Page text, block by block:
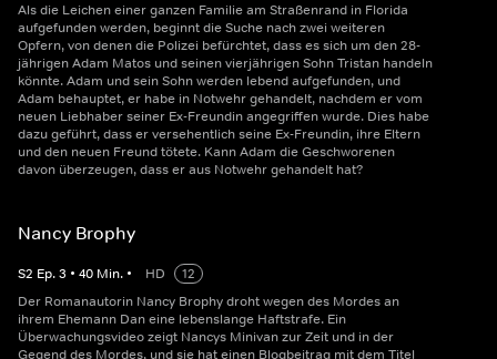
Als die Leichen einer ganzen Familie am Straßenrand in Florida
aufgefunden werden, beginnt die Suche nach zwei weiteren
Opfern, von denen die Polizei befürchtet, dass es sich um den 28-
jährigen Adam Matos und seinen vierjährigen Sohn Tristan handeln
könnte. Adam und sein Sohn werden lebend aufgefunden, und
Adam behauptet, er habe in Notwehr gehandelt, nachdem er vom
neuen Liebhaber seiner Ex-Freundin angegriffen wurde. Dies habe
dazu geführt, dass er versehentlich seine Ex-Freundin, ihre Eltern
und den neuen Freund tötete. Kann Adam die Geschworenen
davon überzeugen, dass er aus Notwehr gehandelt hat?
Nancy Brophy
S2 Ep.3 • 40 Min. • HD
12
Der Romanautorin Nancy Brophy droht wegen des Mordes an
ihrem Ehemann Dan eine lebenslange Haftstrafe. Ein
Überwachungsvideo zeigt Nancys Minivan zur Zeit und in der
Gegend des Mordes, und sie hat einen Blogbeitrag mit dem Titel